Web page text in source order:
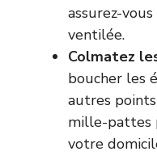
assurez-
ventilée.
Colmatez
boucher les
autres
mille-pattes
votre